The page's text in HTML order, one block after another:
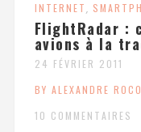
INTERNET,
FlightRadar :
avions à la
24 FÉVRIER 2011
BY ALEXANDRE
10 COMMENTAIRES